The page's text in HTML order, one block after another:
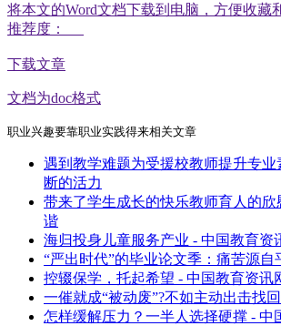
将本文的Word文档下载到电脑，方便收藏
推荐度：
下载文章
文档为doc格式
职业兴趣要靠职业实践得来相关文章
遇到教学难题为受援校教师提升专业
断的活力
带来了学生成长的快乐教师育人的欣
谐
海归投身儿童服务产业 - 中国教育资
“严出时代”的毕业论文季：痛苦源自
控辍保学，托起希望 - 中国教育资讯
一催就成“被动废”?不如主动出击找
怎样缓解压力？一半人选择硬撑 - 中